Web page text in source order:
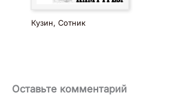
Кузин, Сотник
Оставьте комментарий